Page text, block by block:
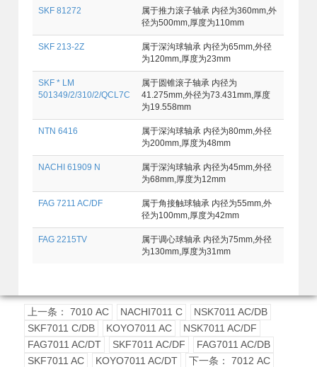
SKF 81272
属于推力滚子轴承 内径为360mm,外
径为500mm,厚度为110mm
SKF 213-2Z
属于深沟球轴承 内径为65mm,外径
为120mm,厚度为23mm
SKF * LM
501349/2/310/2/QCL7C
属于圆锥滚子轴承 内径为
41.275mm,外径为73.431mm,厚度
为19.558mm
NTN 6416
属于深沟球轴承 内径为80mm,外径
为200mm,厚度为48mm
NACHI 61909 N
属于深沟球轴承 内径为45mm,外径
为68mm,厚度为12mm
FAG 7211 AC/DF
属于角接触球轴承 内径为55mm,外
径为100mm,厚度为42mm
FAG 2215TV
属于调心球轴承 内径为75mm,外径
为130mm,厚度为31mm
上一条： 7010 AC NACHI7011 C
NSK7011 AC/DB
SKF7011 C/DB
KOYO7011 AC
NSK7011 AC/DF
FAG7011 AC/DT
SKF7011 AC/DF
FAG7011 AC/DB
SKF7011 AC
KOYO7011 AC/DT 下一条： 7012 AC